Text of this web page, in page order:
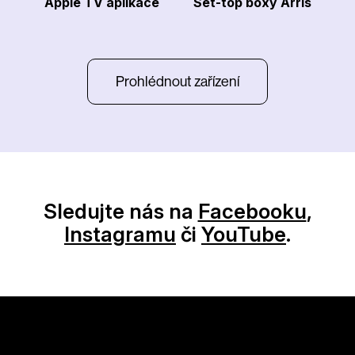
Prohlédnout zařízení
Sledujte nás na Facebooku,
Instagramu či YouTube.